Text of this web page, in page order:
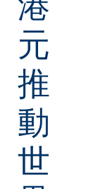
元
推
動
世